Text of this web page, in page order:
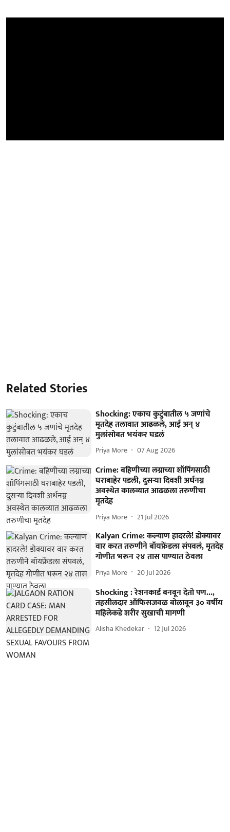
Related Stories
Shocking: एकाच कुटुंबातील ५ जणांचे
मृतदेह तलावात आढळले, आई अन् ४
मुलांसोबत भयंकर घडलं
Priya More 07 Aug 2026
Crime: बहिणीच्या लग्नाच्या शॉपिंगसाठी
घराबाहेर पडली, दुसऱ्या दिवशी अर्धनग्न
अवस्थेत कालव्यात आढळला तरुणीचा
मृतदेह
Priya More 21 Jul 2026
Kalyan Crime: कल्याण हादरले! डोक्यावर
वार करत तरुणीने बॉयफ्रेंडला संपवलं, मृतदेह
गोणीत भरून २४ तास पाण्यात ठेवला
Priya More 20 Jul 2026
Shocking : रेशनकार्ड बनवून देतो पण...,
तहसीलदार ऑफिसजवळ बोलावून ३० वर्षीय
महिलेकडे शरीर सुखाची मागणी
Alisha Khedekar 12 Jul 2026